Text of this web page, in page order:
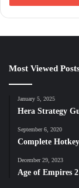
Most Viewed
January 5, 2025
Hera Strategy
September 6, 2020
Complete
December 29, 2023
Age of Empires